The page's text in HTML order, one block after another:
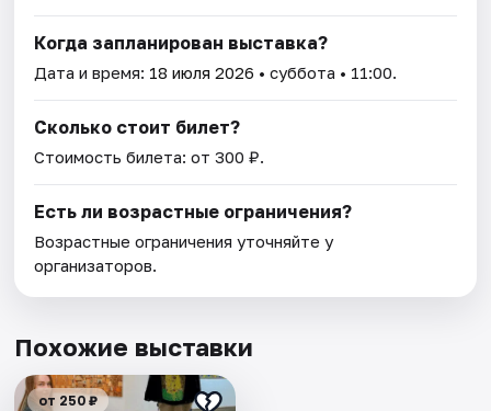
Когда запланирован выставка?
Дата и время: 18 июля 2026 • суббота • 11:00.
Сколько стоит билет?
Стоимость билета: от 300 ₽.
Есть ли возрастные ограничения?
Возрастные ограничения уточняйте у
организаторов.
Похожие выставки
от 250 ₽